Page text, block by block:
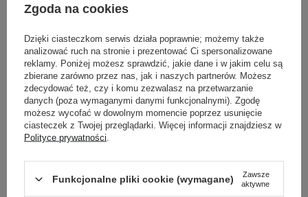
PROMOCJA
Dr. Althea - 345 Relief
Cream Mist - Kojąca
PROMOCJA
Haruharu Wonder - Black
Twarzy z Fermentem
Ryżowym – 100ml
Zgoda na cookies
Dzięki ciasteczkom serwis działa poprawnie; możemy także
analizować ruch na stronie i prezentować Ci spersonalizowane
reklamy. Poniżej możesz sprawdzić, jakie dane i w jakim celu są
zbierane zarówno przez nas, jak i naszych partnerów. Możesz
zdecydować też, czy i komu zezwalasz na przetwarzanie
danych (poza wymaganymi danymi funkcjonalnymi). Zgodę
możesz wycofać w dowolnym momencie poprzez usunięcie
ciasteczek z Twojej przeglądarki. Więcej informacji znajdziesz w
Polityce prywatności
Funkcjonalne pliki cookie (wymagane)
Zawsze
aktywne